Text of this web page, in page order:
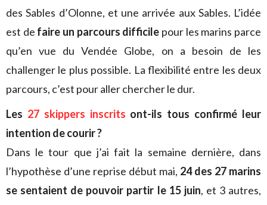
des Sables d’Olonne, et une arrivée aux Sables. L’idée
est de faire un parcours difficile pour les marins parce
qu’en vue du Vendée Globe, on a besoin de les
challenger le plus possible. La flexibilité entre les deux
parcours, c’est pour aller chercher le dur.
Les 27 skippers inscrits ont-ils tous confirmé leur
intention de courir ?
Dans le tour que j’ai fait la semaine dernière, dans
l’hypothèse d’une reprise début mai, 24 des 27 marins
se sentaient de pouvoir partir le 15 juin, et 3 autres,